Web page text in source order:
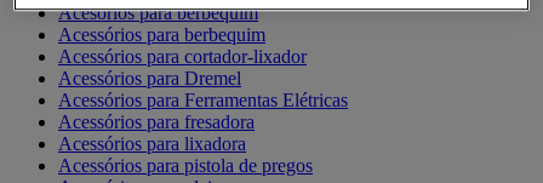
Acesórios para berbequim
Acessórios para berbequim
Acessórios para cortador-lixador
Acessórios para Dremel
Acessórios para Ferramentas Elétricas
Acessórios para fresadora
Acessórios para lixadora
Acessórios para pistola de pregos